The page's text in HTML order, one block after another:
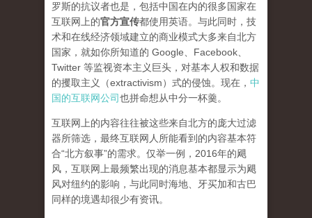
罗斯的抗议者也是，包括中国在内的很多国家在
互联网上的官方宣传都使用英语。与此同时，技
术和在线经济领域建立的商业模式大多来自北方
国家，就如你所知道的 Google、Facebook、
Twitter 等监视资本主义巨头，对基本人权和数据
的攫取主义（extractivism）式的侵蚀。现在， 中
国的互联网公司也拼命想从中分一杯羹。
互联网上的内容往往被这些来自北方的庞大过滤
器所筛选，最终互联网人所能看到的内容基本符
合“北方叙事”的需求。仅举一例，2016年的飓
风，互联网上最频繁出现的消息基本都显示为飓
风对纽约的影响，与此同时海地、牙买加和古巴
同样的境遇却很少有资讯。